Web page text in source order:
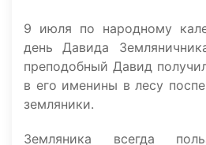
9 июля по народному
день Давида
преподобный Давид
в его именины в лесу
земляники.
Земляника всегда